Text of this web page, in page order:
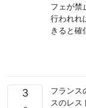
フェが禁
行われれ
きると確
3
フランス
スのレス